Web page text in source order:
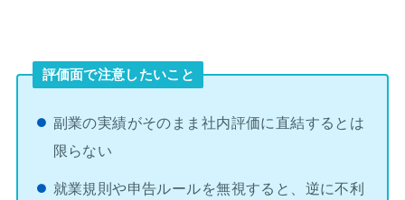
評価面で注意したいこと
副業の実績がそのまま社内評価に直結するとは
限らない
就業規則や申告ルールを無視すると、逆に不利